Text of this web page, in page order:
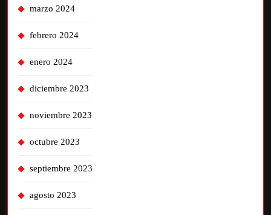
marzo 2024
febrero 2024
enero 2024
diciembre 2023
noviembre 2023
octubre 2023
septiembre 2023
agosto 2023